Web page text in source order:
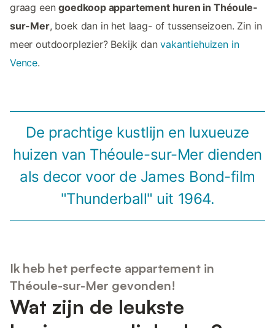
graag eengoedkoop appartement huren in Théoule-
sur-Mer, boek dan in het laag- of tussenseizoen. Zin in
meer outdoorplezier? Bekijk danvakantiehuizen in
Vence.
De prachtige kustlijn en luxueuze
huizen van Théoule-sur-Mer dienden
als decor voor de James Bond-film
"Thunderball" uit 1964.
Ik heb het perfecte appartement in
Théoule-sur-Mer gevonden!
Wat zijn de leukste